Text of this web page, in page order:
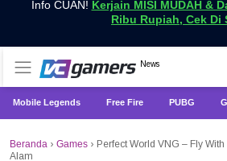
Info CUAN! Kerjain MISI MUDAH &
Ribu Rupiah, Cek Di
VCGamers
News
Dapatkan Berita
Mobile Legends Free Fire PUBG
Beranda › Games › Perfect World VNG – Fly
Alam